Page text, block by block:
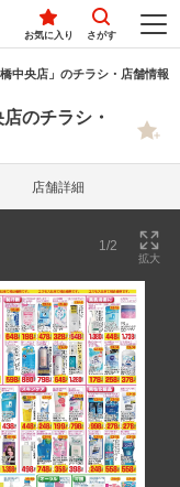
お気に入り さがす
中央店」のチラシ・店舗情報
のチラシ・
店舗詳細
1/2
拡大